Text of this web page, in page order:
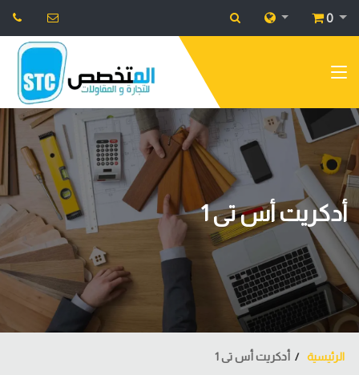
0
أدكريت أس تى 1
الرئيسية أدكريت أس تى 1